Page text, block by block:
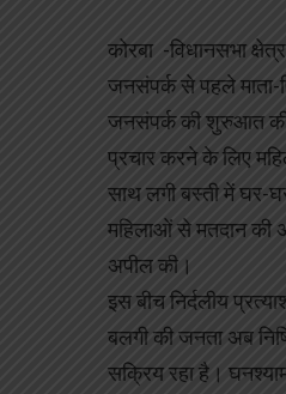
कोरबा -विधानसभा
जनसंपर्क से पहले माता-
जनसंपर्क की शुरुआत की
प्रचार करने के लिए
साथ लगी बस्ती में घर-
महिलाओं से मतदान की
अपील की।
इस बीच निर्दलीय
बलगी की जनता अब
सक्रिय रहा है। घनश्याम